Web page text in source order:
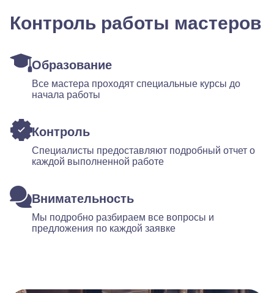
Контроль работы мастеров
Образование
Все мастера проходят специальные курсы до
начала работы
Контроль
Специалисты предоставляют подробный отчет о
каждой выполненной работе
Внимательность
Мы подробно разбираем все вопросы и
предложения по каждой заявке